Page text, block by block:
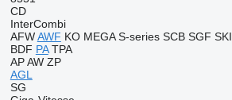
CD
InterCombi
AFW AWF KO MEGA S-series SCB SGF SKI
BDF PA TPA
AP AW ZP
AGL
SG